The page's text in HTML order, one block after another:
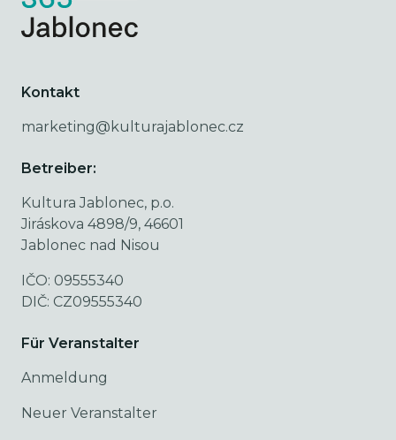
Kontakt
marketing@kulturajablonec.cz
Betreiber:
Kultura Jablonec, p.o.
Jiráskova 4898/9, 46601
Jablonec nad Nisou
IČO: 09555340
DIČ: CZ09555340
Für Veranstalter
Anmeldung
Neuer Veranstalter